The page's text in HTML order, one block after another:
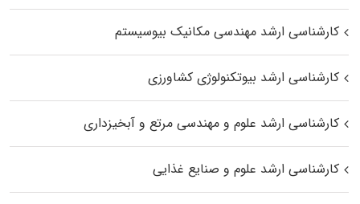
کارشناسی ارشد مهندسی مکانیک بیوسیستم
کارشناسی ارشد بیوتکنولوژی کشاورزی
کارشناسی ارشد علوم و مهندسی مرتع و آبخیزداری
کارشناسی ارشد علوم و صنایع غذایی